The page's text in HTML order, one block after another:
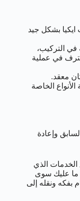
بشكل جيد
في التركيب،
في عملية
معقد.
الخاصة
وإعادة
الخدمات الذي
ما عليك سوى
بفكه ونقله إلى